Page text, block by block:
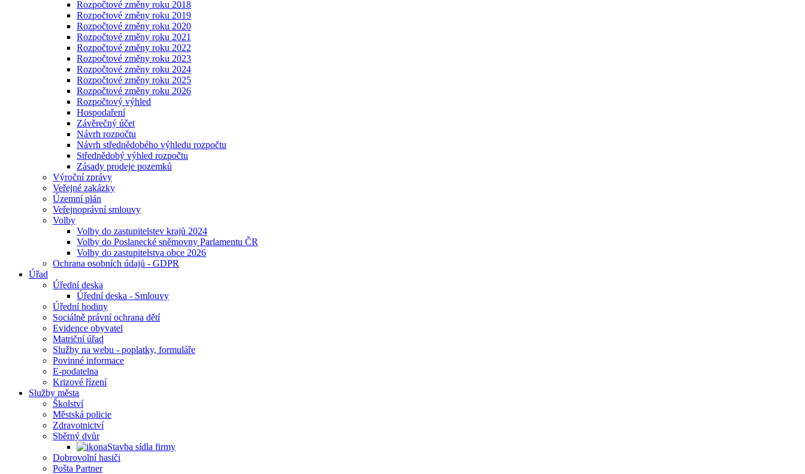
Rozpočtové změny roku 2018
Rozpočtové změny roku 2019
Rozpočtové změny roku 2020
Rozpočtové změny roku 2021
Rozpočtové změny roku 2022
Rozpočtové změny roku 2023
Rozpočtové změny roku 2024
Rozpočtové změny roku 2025
Rozpočtové změny roku 2026
Rozpočtový výhled
Hospodaření
Závěrečný účet
Návrh rozpočtu
Návrh střednědobého výhledu rozpočtu
Střednědobý výhled rozpočtu
Zásady prodeje pozemků
Výroční zprávy
Veřejné zakázky
Územní plán
Veřejnoprávní smlouvy
Volby
Volby do zastupitelstev krajů 2024
Volby do Poslanecké sněmovny Parlamentu ČR
Volby do zastupitelstva obce 2026
Ochrana osobních údajů - GDPR
Úřad
Úřední deska
Úřední deska - Smlouvy
Úřední hodiny
Sociálně právní ochrana dětí
Evidence obyvatel
Matriční úřad
Služby na webu - poplatky, formuláře
Povinné informace
E-podatelna
Krizové řízení
Služby města
Školství
Městská policie
Zdravotnictví
Sběrný dvůr
Stavba sídla firmy
Dobrovolní hasiči
Pošta Partner